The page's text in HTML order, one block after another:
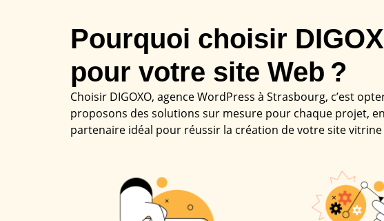
Pourquoi choisir
pour votre site Web ?
Choisir DIGOXO, agence WordPress à Strasbourg, c’est
proposons des solutions sur mesure pour chaque projet,
partenaire idéal pour réussir la création de votre site